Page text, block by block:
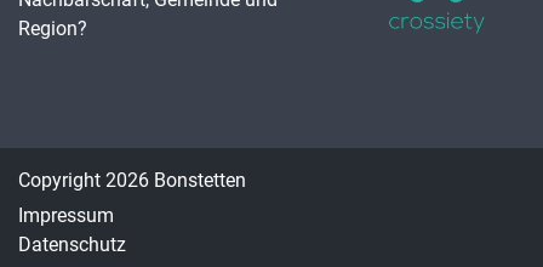
Region?
Toolbar
Copyright 2026 Bonstetten
Impressum
Datenschutz